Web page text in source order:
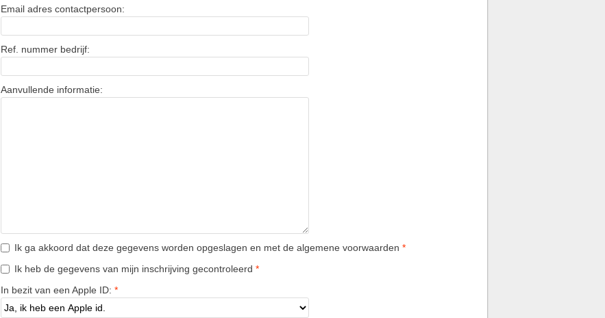
Email adres contactpersoon:
Ref. nummer bedrijf:
Aanvullende informatie:
Ik ga akkoord dat deze gegevens worden opgeslagen en met de algemene voorwaarden *
Ik heb de gegevens van mijn inschrijving gecontroleerd *
In bezit van een Apple ID: *